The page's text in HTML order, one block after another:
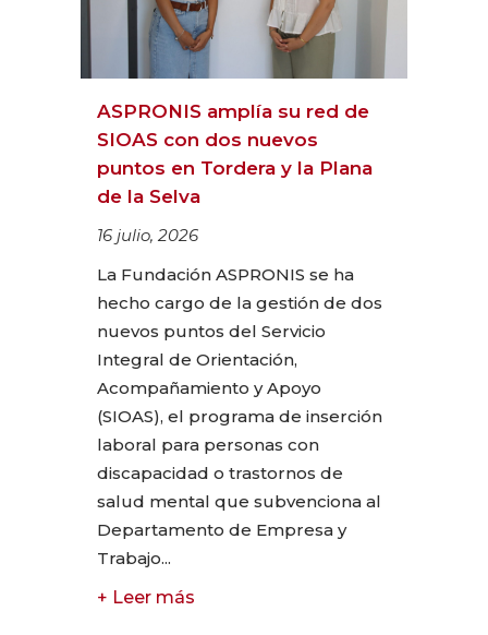
ASPRONIS amplía su red de
SIOAS con dos nuevos
puntos en Tordera y la Plana
de la Selva
16 julio, 2026
La Fundación ASPRONIS se ha
hecho cargo de la gestión de dos
nuevos puntos del Servicio
Integral de Orientación,
Acompañamiento y Apoyo
(SIOAS), el programa de inserción
laboral para personas con
discapacidad o trastornos de
salud mental que subvenciona al
Departamento de Empresa y
Trabajo...
+ Leer más